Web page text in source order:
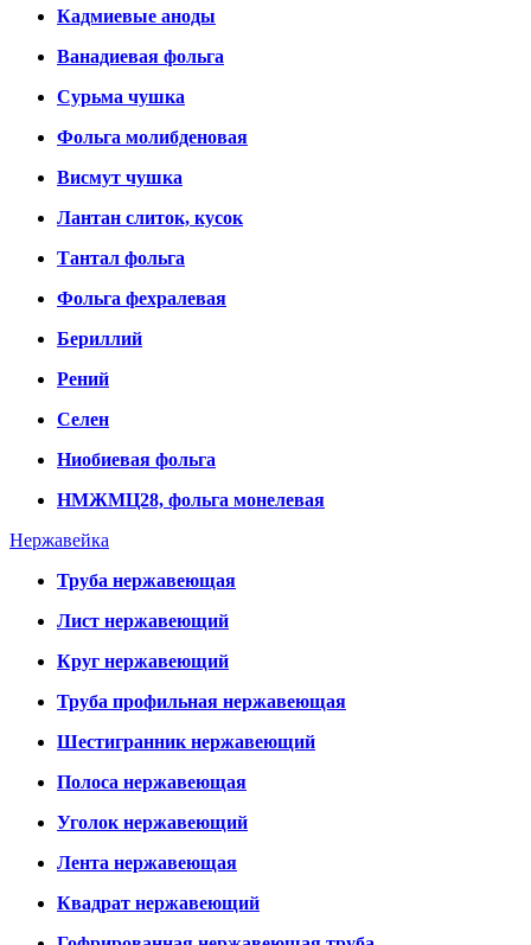
Кадмиевые аноды
Ванадиевая фольга
Сурьма чушка
Фольга молибденовая
Висмут чушка
Лантан слиток, кусок
Тантал фольга
Фольга фехралевая
Бериллий
Рений
Селен
Ниобиевая фольга
НМЖМЦ28, фольга монелевая
Нержавейка
Труба нержавеющая
Лист нержавеющий
Круг нержавеющий
Труба профильная нержавеющая
Шестигранник нержавеющий
Полоса нержавеющая
Уголок нержавеющий
Лента нержавеющая
Квадрат нержавеющий